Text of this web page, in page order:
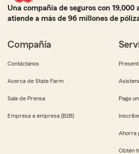
Una compañía de seguros con 19,000
atiende a más de 96 millones de
Compañía
Contáctanos
Acerca de State Farm
Sala de Prensa
Empresa a empresa (B2B)
Paga
Ahorra
Obtén